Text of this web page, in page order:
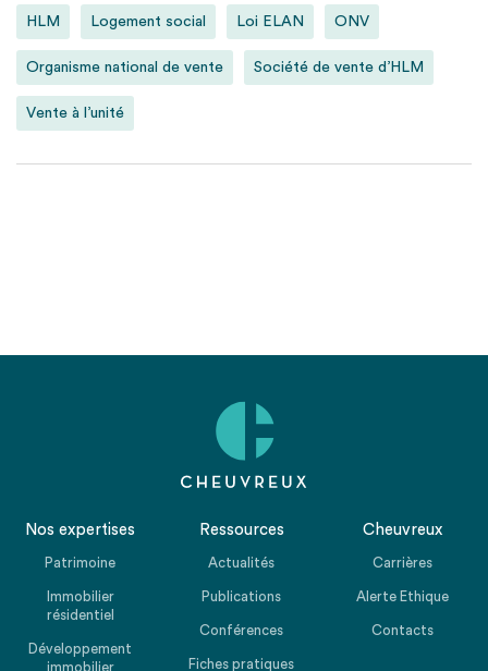
HLM Logement social Loi ELAN ONV
Organisme national de vente Société de vente d’HLM
Vente à l’unité
Nos expertises
Patrimoine
Immobilier
résidentiel
Développement
immobilier
Ressources
Actualités
Publications
Conférences
Fiches pratiques
Cheuvreux
Carrières
Alerte Ethique
Contacts